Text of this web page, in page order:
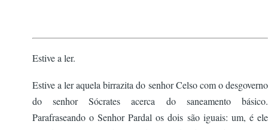
Estive a ler.
Estive a ler aquela birrazita do senhor Celso com o desgoverno
do senhor Sócrates acerca do saneamento básico.
Parafraseando o Senhor Pardal os dois são iguais: um, é ele